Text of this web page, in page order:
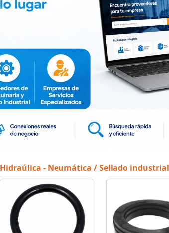
Hidraúlica - Neumática / Sellado industrial